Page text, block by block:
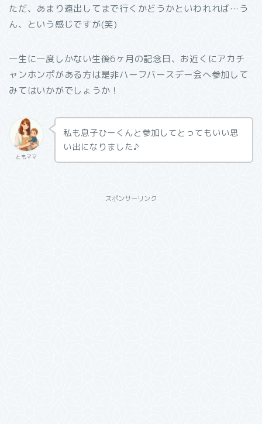
ただ、あまり遠出してまで行くかどうかといわれれば…う
ん、という感じですが(笑)
一生に一度しかない生後6ヶ月の記念日、お近くにアカチ
ャンホンポがある方は是非ハーフバースデー会へ参加して
みてはいかがでしょうか！
ともママ
私も息子ひーくんと参加してとってもいい思
い出になりました♪
スポンサーリンク